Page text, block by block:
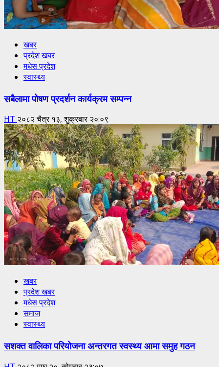
खबर
प्रदेश खबर
मधेस प्रदेश
स्वास्थ्य
सबैलामा पोषण प्रदर्शन कार्यक्रम सम्पन्न
HT २०८२ चैत्र १३, शुक्रबार २०:०९
खबर
प्रदेश खबर
मधेस प्रदेश
समाज
स्वास्थ्य
सशक्त वालिका परियोजना अन्तरगत स्वस्थ्य आमा समुह गठन